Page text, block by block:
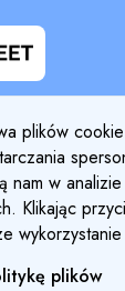
plików
nam w analizie
Klikając
plików